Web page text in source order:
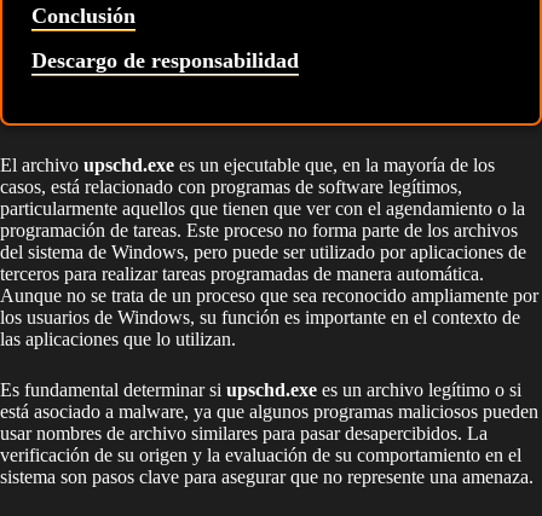
Conclusión
Descargo de responsabilidad
El archivo upschd.exe es un ejecutable que, en la mayoría de los
casos, está relacionado con programas de software legítimos,
particularmente aquellos que tienen que ver con el agendamiento o la
programación de tareas. Este proceso no forma parte de los archivos
del sistema de Windows, pero puede ser utilizado por aplicaciones de
terceros para realizar tareas programadas de manera automática.
Aunque no se trata de un proceso que sea reconocido ampliamente por
los usuarios de Windows, su función es importante en el contexto de
las aplicaciones que lo utilizan.
Es fundamental determinar si upschd.exe es un archivo legítimo o si
está asociado a malware, ya que algunos programas maliciosos pueden
usar nombres de archivo similares para pasar desapercibidos. La
verificación de su origen y la evaluación de su comportamiento en el
sistema son pasos clave para asegurar que no represente una amenaza.